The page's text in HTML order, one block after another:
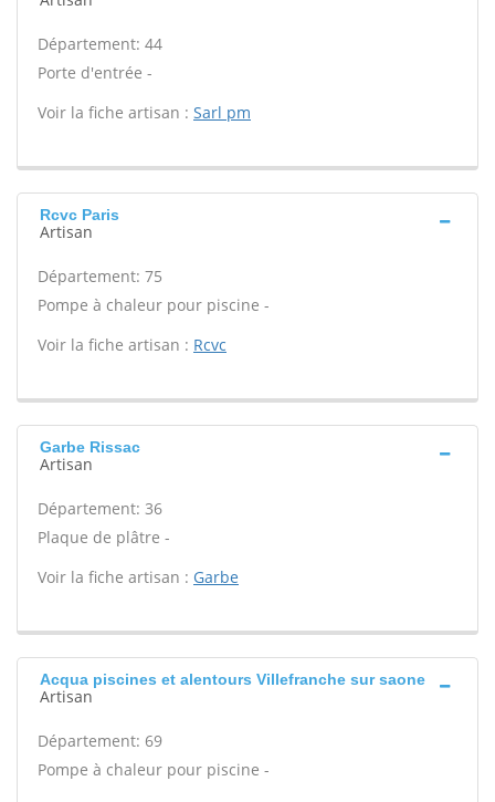
Département: 44
Porte d'entrée -
Voir la fiche artisan : Sarl pm
Rcvc Paris
Artisan
Département: 75
Pompe à chaleur pour piscine -
Voir la fiche artisan : Rcvc
Garbe Rissac
Artisan
Département: 36
Plaque de plâtre -
Voir la fiche artisan : Garbe
Acqua piscines et alentours Villefranche sur saone
Artisan
Département: 69
Pompe à chaleur pour piscine -